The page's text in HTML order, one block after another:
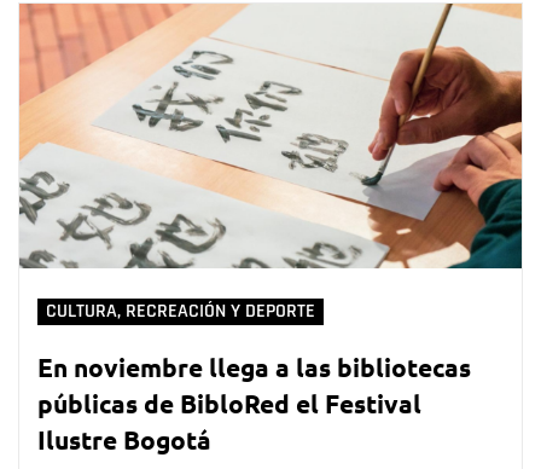
CULTURA, RECREACIÓN Y DEPORTE
En noviembre llega a las bibliotecas
públicas de BibloRed el Festival
Ilustre Bogotá